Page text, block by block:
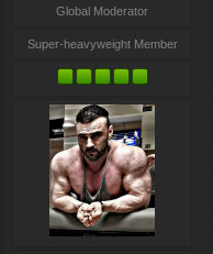
Global Moderator
Super-heavyweight Member